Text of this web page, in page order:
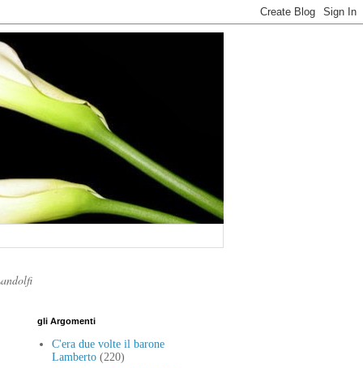
gli Argomenti
C'era due volte il barone
Lamberto (220)